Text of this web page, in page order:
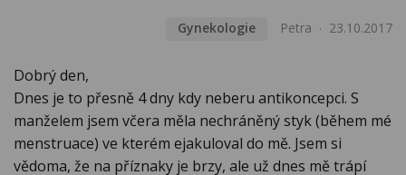
Gynekologie Petra 23.10.2017
Dobrý den,
Dnes je to přesně 4 dny kdy neberu antikoncepci. S
manželem jsem včera měla nechráněný styk (během mé
menstruace) ve kterém ejakuloval do mě. Jsem si
vědoma, že na příznaky je brzy, ale už dnes mě trápí